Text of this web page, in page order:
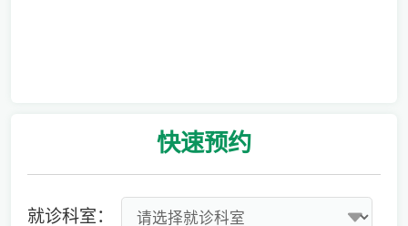
专家:男性更要注意备孕，建议准备3-6个月时间
快速预约
就诊科室：